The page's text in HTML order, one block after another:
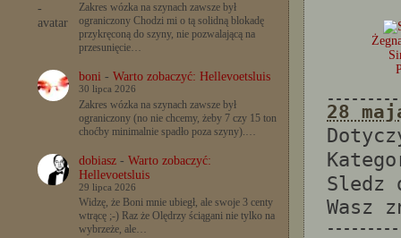
Zakres wózka na szynach zawsze był
ograniczony Chodzi mi o tą solidną blokadę
przykręconą do szyny, nie pozwalającą na
przesunięcie…
boni- Warto zobaczyć: Hellevoetsluis
30 lipca 2026
Zakres wózka na szynach zawsze był
ograniczony (no nie chcemy, żeby 7 czy 15 ton
choćby minimalnie spadło poza szyny).…
dobiasz- Warto zobaczyć:
Hellevoetsluis
29 lipca 2026
Widzę, że Boni mnie ubiegł, ale swoje 3 centy
wtrącę ;-) Raz że Olędrzy ściągani nie tylko na
wybrzeże, ale…
28
Sledz
Wasz